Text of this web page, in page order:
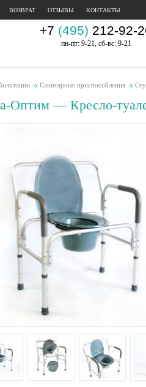
ВОЗВРАТ ОТЗЫВЫ КОНТАКТЫ
+7 (495) 212-92-
пн-пт: 9-21, сб-вс: 9-21
Санитарные приспособления
Оптим — Кресло-